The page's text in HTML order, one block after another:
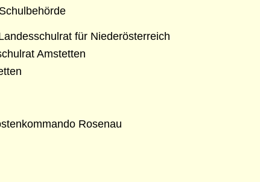
für Niederösterreich
Amstetten
Rosenau